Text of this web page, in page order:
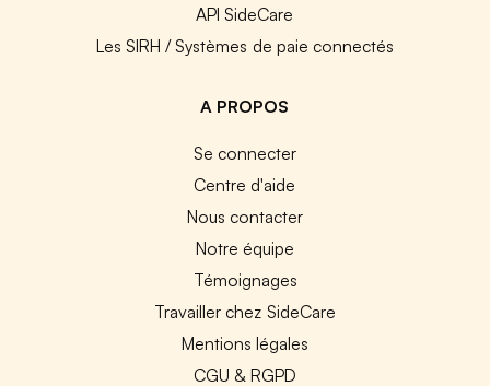
API SideCare
Les SIRH / Systèmes de paie connectés
A PROPOS
Se connecter
Centre d'aide
Nous contacter
Notre équipe
Témoignages
Travailler chez SideCare
Mentions légales
CGU & RGPD